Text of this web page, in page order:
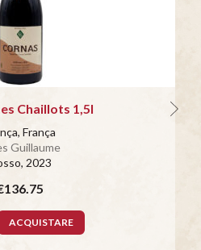
Chaillots 1,5l
França
Guillaume
, 2023
ACQUISTARE